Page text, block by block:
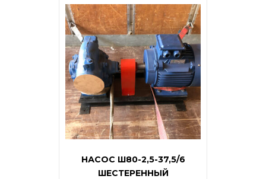
НАСОС Ш80-2,5-37,5/6
ШЕСТЕРЕННЫЙ